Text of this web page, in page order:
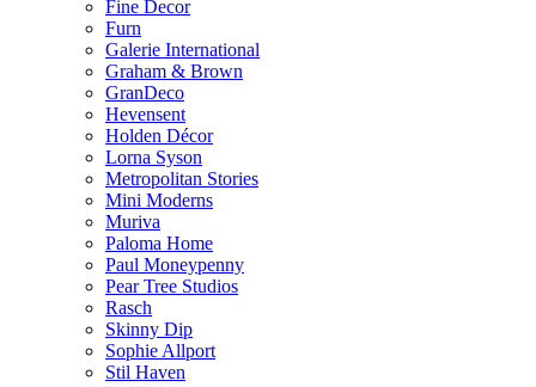
Fine Decor
Furn
Galerie International
Graham & Brown
GranDeco
Hevensent
Holden Décor
Lorna Syson
Metropolitan Stories
Mini Moderns
Muriva
Paloma Home
Paul Moneypenny
Pear Tree Studios
Rasch
Skinny Dip
Sophie Allport
Stil Haven